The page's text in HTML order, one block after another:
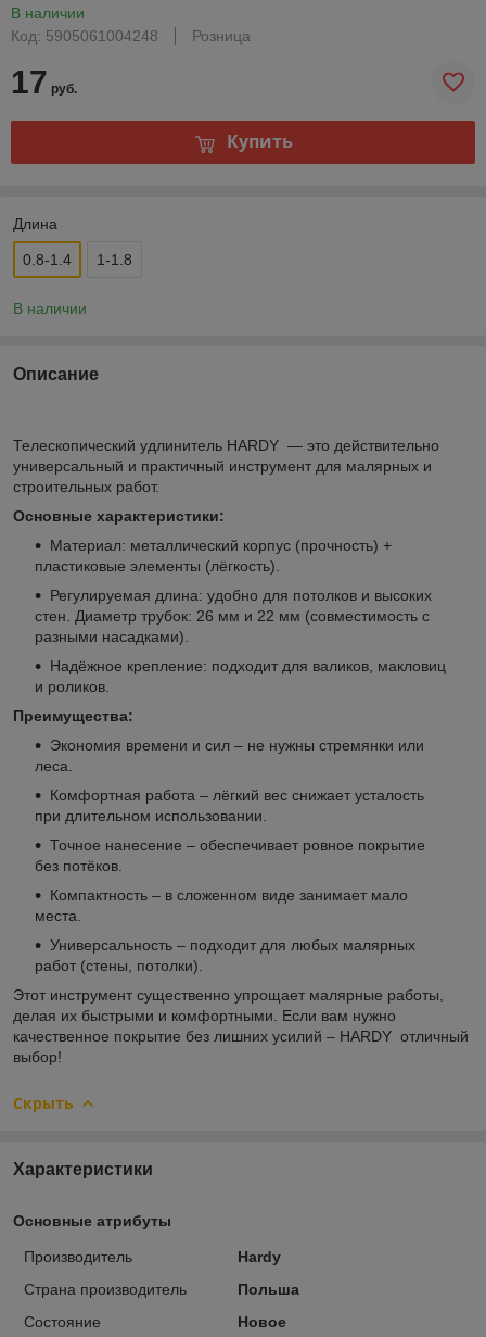
В наличии
Код: 5905061004248
Розница
17 руб.
Купить
Длина
0.8-1.4 1-1.8
В наличии
Описание
Телескопический удлинитель HARDY — это действительно
универсальный и практичный инструмент для малярных и
строительных работ.
Основные характеристики:
Материал: металлический корпус (прочность) +
пластиковые элементы (лёгкость).
Регулируемая длина: удобно для потолков и высоких
стен. Диаметр трубок: 26 мм и 22 мм (совместимость с
разными насадками).
Надёжное крепление: подходит для валиков, макловиц
и роликов.
Преимущества:
Экономия времени и сил – не нужны стремянки или
леса.
Комфортная работа – лёгкий вес снижает усталость
при длительном использовании.
Точное нанесение – обеспечивает ровное покрытие
без потёков.
Компактность – в сложенном виде занимает мало
места.
Универсальность – подходит для любых малярных
работ (стены, потолки).
Этот инструмент существенно упрощает малярные работы,
делая их быстрыми и комфортными. Если вам нужно
качественное покрытие без лишних усилий – HARDY отличный
выбор!
Скрыть
Характеристики
Основные атрибуты
Производитель
Hardy
Страна производитель
Польша
Состояние
Новое